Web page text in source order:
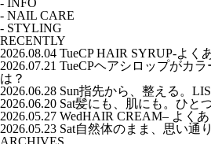
- INFO
- NAIL CARE
- STYLING
RECENTLY
2026.08.04 TueCP HAIR SYRUP-よく
2026.07.21 TueCPヘアシロップがカ
は？
2026.06.28 Sun指先から、整える。
2026.06.20 Sat髪にも、肌にも。ひと
2026.05.27 WedHAIR CREAM– よく
2026.05.23 Sat自然体のまま、思い通
ARCHIVES